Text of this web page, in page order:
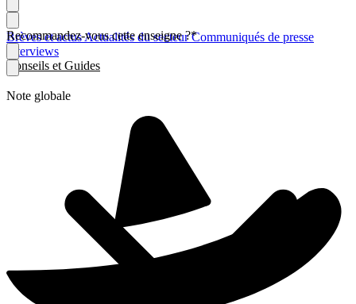
Brèves et actusActualités du secteurCommuniqués de presse
Interviews
Conseils et Guides
Recommandez-vous cette enseigne ?*
Note globale